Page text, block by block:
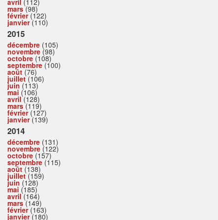
mars(98)
février(122)
janvier(110)
2015
décembre (105)
novembre (98)
octobre (108)
septembre (100)
août (76)
juillet(106)
juin (113)
mai (106)
avril(128)
mars(119)
février(127)
janvier(139)
2014
décembre (131)
novembre (122)
octobre (157)
septembre (115)
août (138)
juillet(159)
juin (128)
mai (185)
avril(164)
mars(149)
février(163)
janvier(180)